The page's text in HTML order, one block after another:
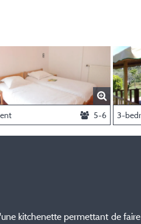
5-6
kitchenette permettant de